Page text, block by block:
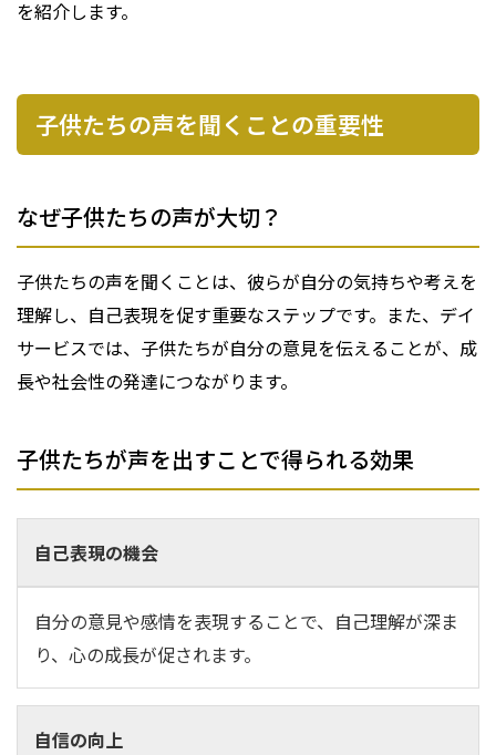
を紹介します。
子供たちの声を聞くことの重要性
なぜ子供たちの声が大切？
子供たちの声を聞くことは、彼らが自分の気持ちや考えを
理解し、自己表現を促す重要なステップです。また、デイ
サービスでは、子供たちが自分の意見を伝えることが、成
長や社会性の発達につながります。
子供たちが声を出すことで得られる効果
自己表現の機会
自分の意見や感情を表現することで、自己理解が深ま
り、心の成長が促されます。
自信の向上